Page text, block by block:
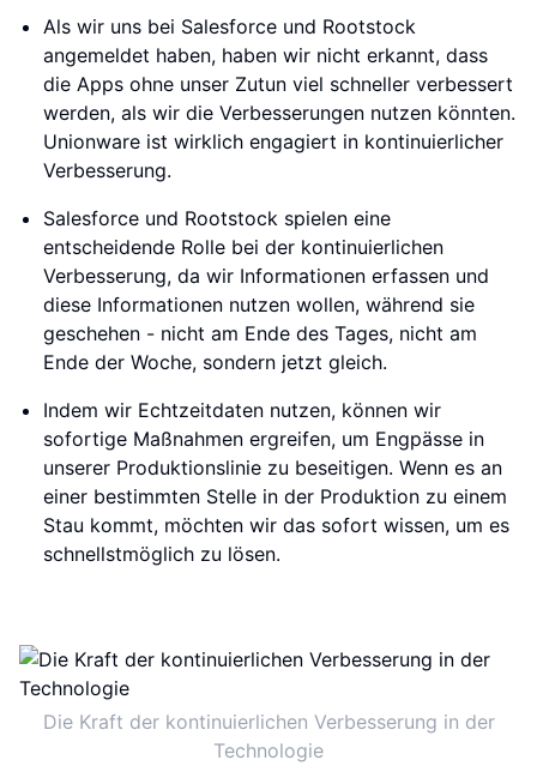
Als wir uns bei Salesforce und Rootstock
angemeldet haben, haben wir nicht erkannt, dass
die Apps ohne unser Zutun viel schneller verbessert
werden, als wir die Verbesserungen nutzen könnten.
Unionware ist wirklich engagiert in kontinuierlicher
Verbesserung.
Salesforce und Rootstock spielen eine
entscheidende Rolle bei der kontinuierlichen
Verbesserung, da wir Informationen erfassen und
diese Informationen nutzen wollen, während sie
geschehen - nicht am Ende des Tages, nicht am
Ende der Woche, sondern jetzt gleich.
Indem wir Echtzeitdaten nutzen, können wir
sofortige Maßnahmen ergreifen, um Engpässe in
unserer Produktionslinie zu beseitigen. Wenn es an
einer bestimmten Stelle in der Produktion zu einem
Stau kommt, möchten wir das sofort wissen, um es
schnellstmöglich zu lösen.
Die Kraft der kontinuierlichen Verbesserung in der
Technologie